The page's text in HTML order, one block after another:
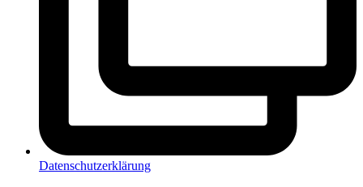
Datenschutzerklärung